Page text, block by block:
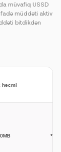
müvafiq USSD
müddəti aktiv
bitdikdən
həcmi